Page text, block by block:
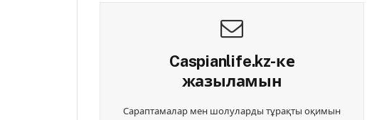
Caspianlife.kz-ке
жазыламын
Сараптамалар мен шолуларды тұрақты оқимын